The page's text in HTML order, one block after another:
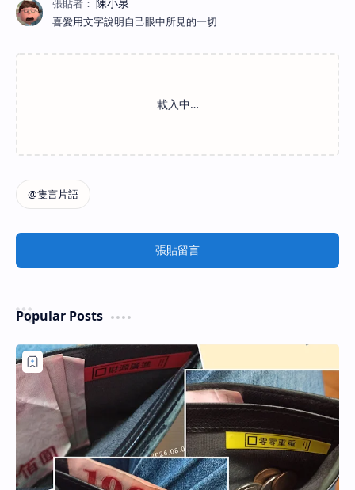
喜愛用文字說明自己眼中所見的一切
張貼留言
Popular Posts